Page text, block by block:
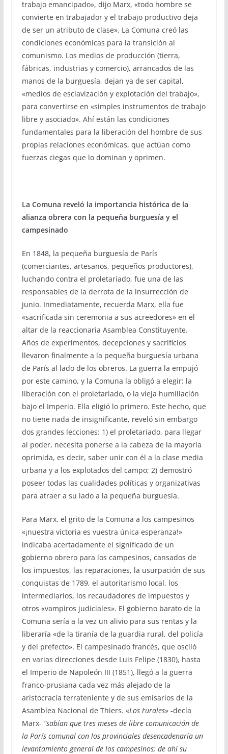
trabajo emancipado», dijo Marx, «todo hombre se
convierte en trabajador y el trabajo productivo deja
de ser un atributo de clase». La Comuna creó las
condiciones económicas para la transición al
comunismo. Los medios de producción (tierra,
fábricas, industrias y comercio), arrancados de las
manos de la burguesía, dejan ya de ser capital,
«medios de esclavización y explotación del trabajo»,
para convertirse en «simples instrumentos de trabajo
libre y asociado». Ahí están las condiciones
fundamentales para la liberación del hombre de sus
propias relaciones económicas, que actúan como
fuerzas ciegas que lo dominan y oprimen.
La Comuna reveló la importancia histórica de la
alianza obrera con la pequeña burguesía y el
campesinado
En 1848, la pequeña burguesía de París
(comerciantes, artesanos, pequeños productores),
luchando contra el proletariado, fue una de las
responsables de la derrota de la insurrección de
junio. Inmediatamente, recuerda Marx, ella fue
«sacrificada sin ceremonia a sus acreedores» en el
altar de la reaccionaria Asamblea Constituyente.
Años de experimentos, decepciones y sacrificios
llevaron finalmente a la pequeña burguesía urbana
de París al lado de los obreros. La guerra la empujó
por este camino, y la Comuna la obligó a elegir: la
liberación con el proletariado, o la vieja humillación
bajo el Imperio. Ella eligió lo primero. Este hecho, que
no tiene nada de insignificante, reveló sin embargo
dos grandes lecciones: 1) el proletariado, para llegar
al poder, necesita ponerse a la cabeza de la mayoría
oprimida, es decir, saber unir con él a la clase media
urbana y a los explotados del campo; 2) demostró
poseer todas las cualidades políticas y organizativas
para atraer a su lado a la pequeña burguesía.
Para Marx, el grito de la Comuna a los campesinos
«¡nuestra victoria es vuestra única esperanza!»
indicaba acertadamente el significado de un
gobierno obrero para los campesinos, cansados de
los impuestos, las reparaciones, la usurpación de sus
conquistas de 1789, el autoritarismo local, los
intermediarios, los recaudadores de impuestos y
otros «vampiros judiciales». El gobierno barato de la
Comuna sería a la vez un alivio para sus rentas y la
liberaría «de la tiranía de la guardia rural, del policía
y del prefecto». El campesinado francés, que osciló
en varias direcciones desde Luis Felipe (1830), hasta
el Imperio de Napoleón III (1851), llegó a la guerra
franco-prusiana cada vez más alejado de la
aristocracia terrateniente y de sus emisarios de la
Asamblea Nacional de Thiers. «Los `rurales» -decía
Marx- “sabían que tres meses de libre comunicación de
la París comunal con los provinciales desencadenaría un
levantamiento general de los campesinos; de ahí su